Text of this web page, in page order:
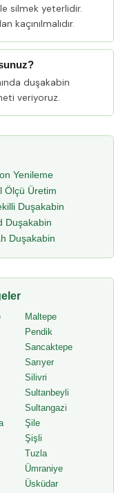
silmek yeterlidir.
kaçınılmalıdır.
duşakabin
veriyoruz.
Yenileme
Ölçü Üretim
Duşakabin
Duşakabin
Duşakabin
Maltepe
Pendik
Sancaktepe
Sarıyer
Silivri
Sultanbeyli
Sultangazi
Şile
Şişli
Tuzla
Ümraniye
Üsküdar